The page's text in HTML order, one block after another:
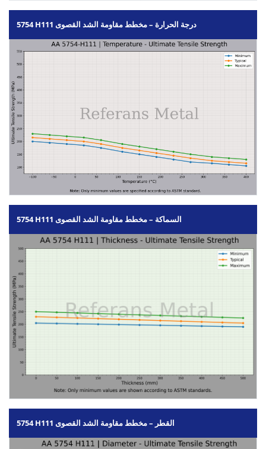
5754 H111 درجة الحرارة – مخطط مقاومة الشد القصوى
5754 H111 السماكة – مخطط مقاومة الشد القصوى
5754 H111 القطر – مخطط مقاومة الشد القصوى